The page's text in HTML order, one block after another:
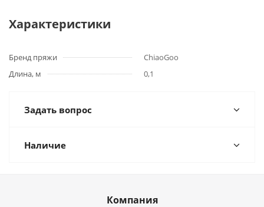
Характеристики
Бренд пряжи
ChiaoGoo
Длина, м
0,1
Задать вопрос
Наличие
Компания